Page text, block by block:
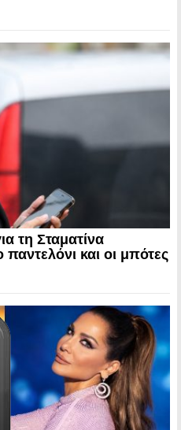
τη Σταματίνα
και οι μπότες